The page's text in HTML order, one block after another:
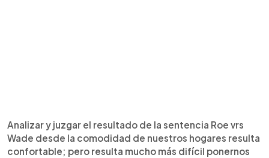
Analizar y juzgar el resultado de la sentencia Roe vrs
Wade desde la comodidad de nuestros hogares resulta
confortable; pero resulta mucho más difícil ponernos